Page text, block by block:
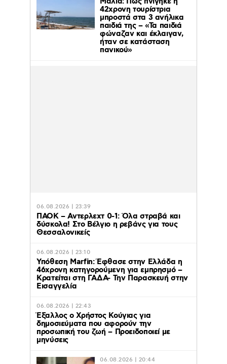
42χρονη τουρίστρια
μπροστά στα 3 ανήλικα
παιδιά της – «Τα παιδιά
φώναζαν και έκλαιγαν,
ήταν σε κατάσταση
πανικού»
06.08.2026 | 23:39
ΠΑΟΚ – Αντερλεχτ 0-1: Όλα στραβά και
δύσκολα! Στο Βέλγιο η ρεβάνς για τους
Θεσσαλονικείς
06.08.2026 | 23:10
Υπόθεση Marfin: Έφθασε στην Ελλάδα η
46χρονη κατηγορούμενη για εμπρησμό –
Κρατείται στη ΓΑΔΑ- Την Παρασκευή στην
Εισαγγελία
06.08.2026 | 22:43
Έξαλλος ο Χρήστος Κούγιας για
δημοσιεύματα που αφορούν την
προσωπική του ζωή – Προειδοποιεί με
μηνύσεις
06.08.2026 | 20:44